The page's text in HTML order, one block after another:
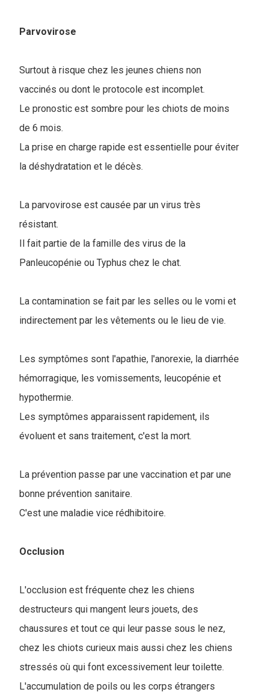
Parvovirose
Surtout à risque chez les jeunes chiens non
vaccinés ou dont le protocole est incomplet.
Le pronostic est sombre pour les chiots de moins
de 6 mois.
La prise en charge rapide est essentielle pour éviter
la déshydratation et le décès.
La parvovirose est causée par un virus très
résistant.
Il fait partie de la famille des virus de la
Panleucopénie ou Typhus chez le chat.
La contamination se fait par les selles ou le vomi et
indirectement par les vêtements ou le lieu de vie.
Les symptômes sont l'apathie, l'anorexie, la diarrhée
hémorragique, les vomissements, leucopénie et
hypothermie.
Les symptômes apparaissent rapidement, ils
évoluent et sans traitement, c'est la mort.
La prévention passe par une vaccination et par une
bonne prévention sanitaire.
C'est une maladie vice rédhibitoire.
Occlusion
L'occlusion est fréquente chez les chiens
destructeurs qui mangent leurs jouets, des
chaussures et tout ce qui leur passe sous le nez,
chez les chiots curieux mais aussi chez les chiens
stressés où qui font excessivement leur toilette.
L'accumulation de poils ou les corps étrangers